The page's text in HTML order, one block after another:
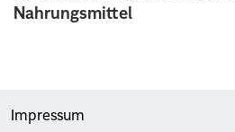
Nahrungsmittel
Impressum